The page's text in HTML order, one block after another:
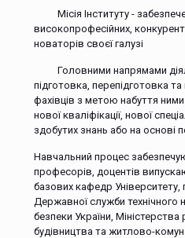
Місія Інституту -
високопрофесійних,
новаторів своєї галузі
Головними напрямами
підготовка, перепідготовка та
фахівців з метою набуття
нової кваліфікації, нової
здобутих знань або на основі
Навчальний процес
професорів, доцентів
базових кафедр Університету,
Державної служби технічного
безпеки України, Міністерства
будівництва та житлово-